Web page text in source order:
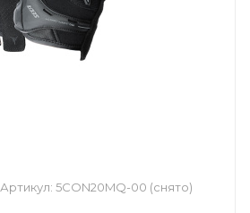
Артикул: 5CON20MQ-00 (снято)